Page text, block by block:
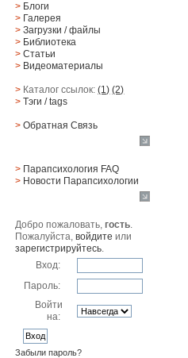
> Блоги
> Галерея
> Загрузки/файлы
> Библиотека
> Статьи
> Видеоматериалы
> Каталог ссылок:(1) (2)
> Тэги/ tags
> Обратная Cвязь
> Парапсихология FAQ
> Новости Парапсихологии
Добро пожаловать,гость.
Пожалуйста,войдите или
зарегистрируйтесь.
Вход:
Пароль:
Войти
на:
Забыли пароль?